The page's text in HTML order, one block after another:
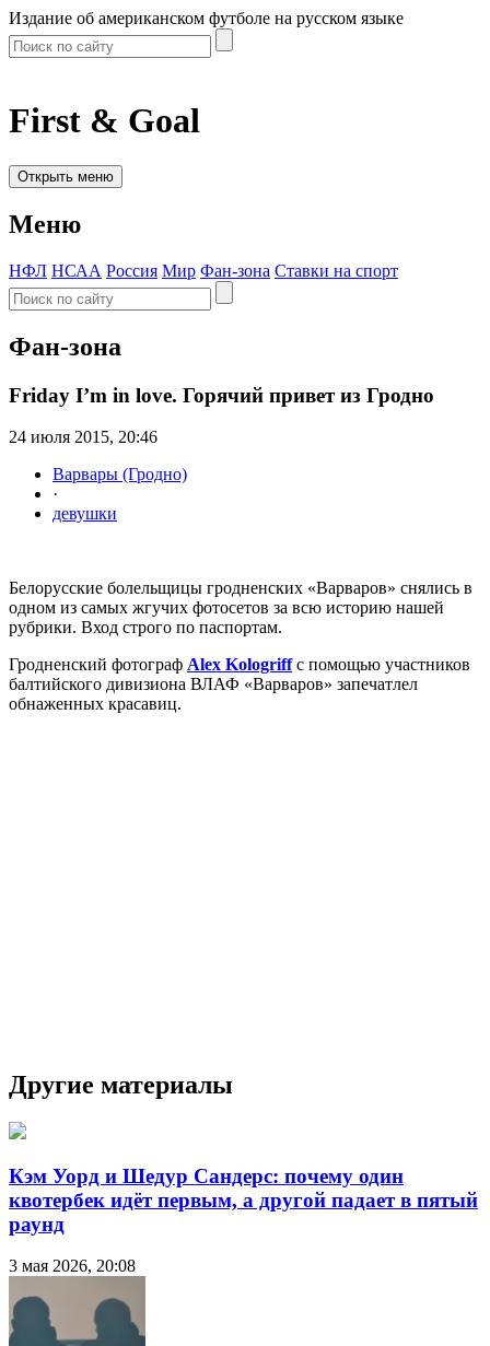
Издание об американском футболе на русском языке
First & Goal
Открыть меню
Меню
НФЛ НСАА Россия Мир Фан-зона Ставки на спорт
Фан-зона
Friday I’m in love. Горячий привет из Гродно
24 июля 2015, 20:46
Варвары (Гродно)
·
девушки
Белорусские болельщицы гродненских «Варваров» снялись в
одном из самых жгучих фотосетов за всю историю нашей
рубрики. Вход строго по паспортам.
Гродненский фотограф Alex Kologriffс помощью участников
балтийского дивизиона ВЛАФ «Варваров» запечатлел
обнаженных красавиц.
Другие материалы
Кэм Уорд и Шедур Сандерс: почему один
квотербек идёт первым, а другой падает в пятый
раунд
3 мая 2026, 20:08